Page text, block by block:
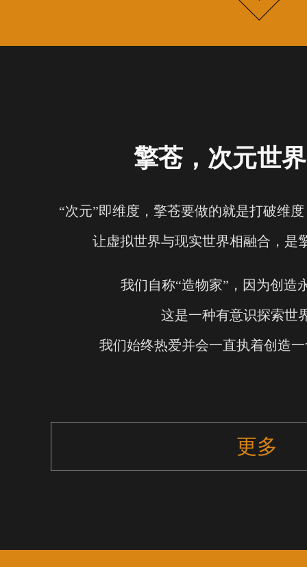
擎苍，次元世
“次元”即维度，擎苍要做的就是打破维
让虚拟世界与现实世界相融合，是
我们自称“造物家”，因为创造
这是一种有意识探索世
我们始终热爱并会一直执着创造
更多